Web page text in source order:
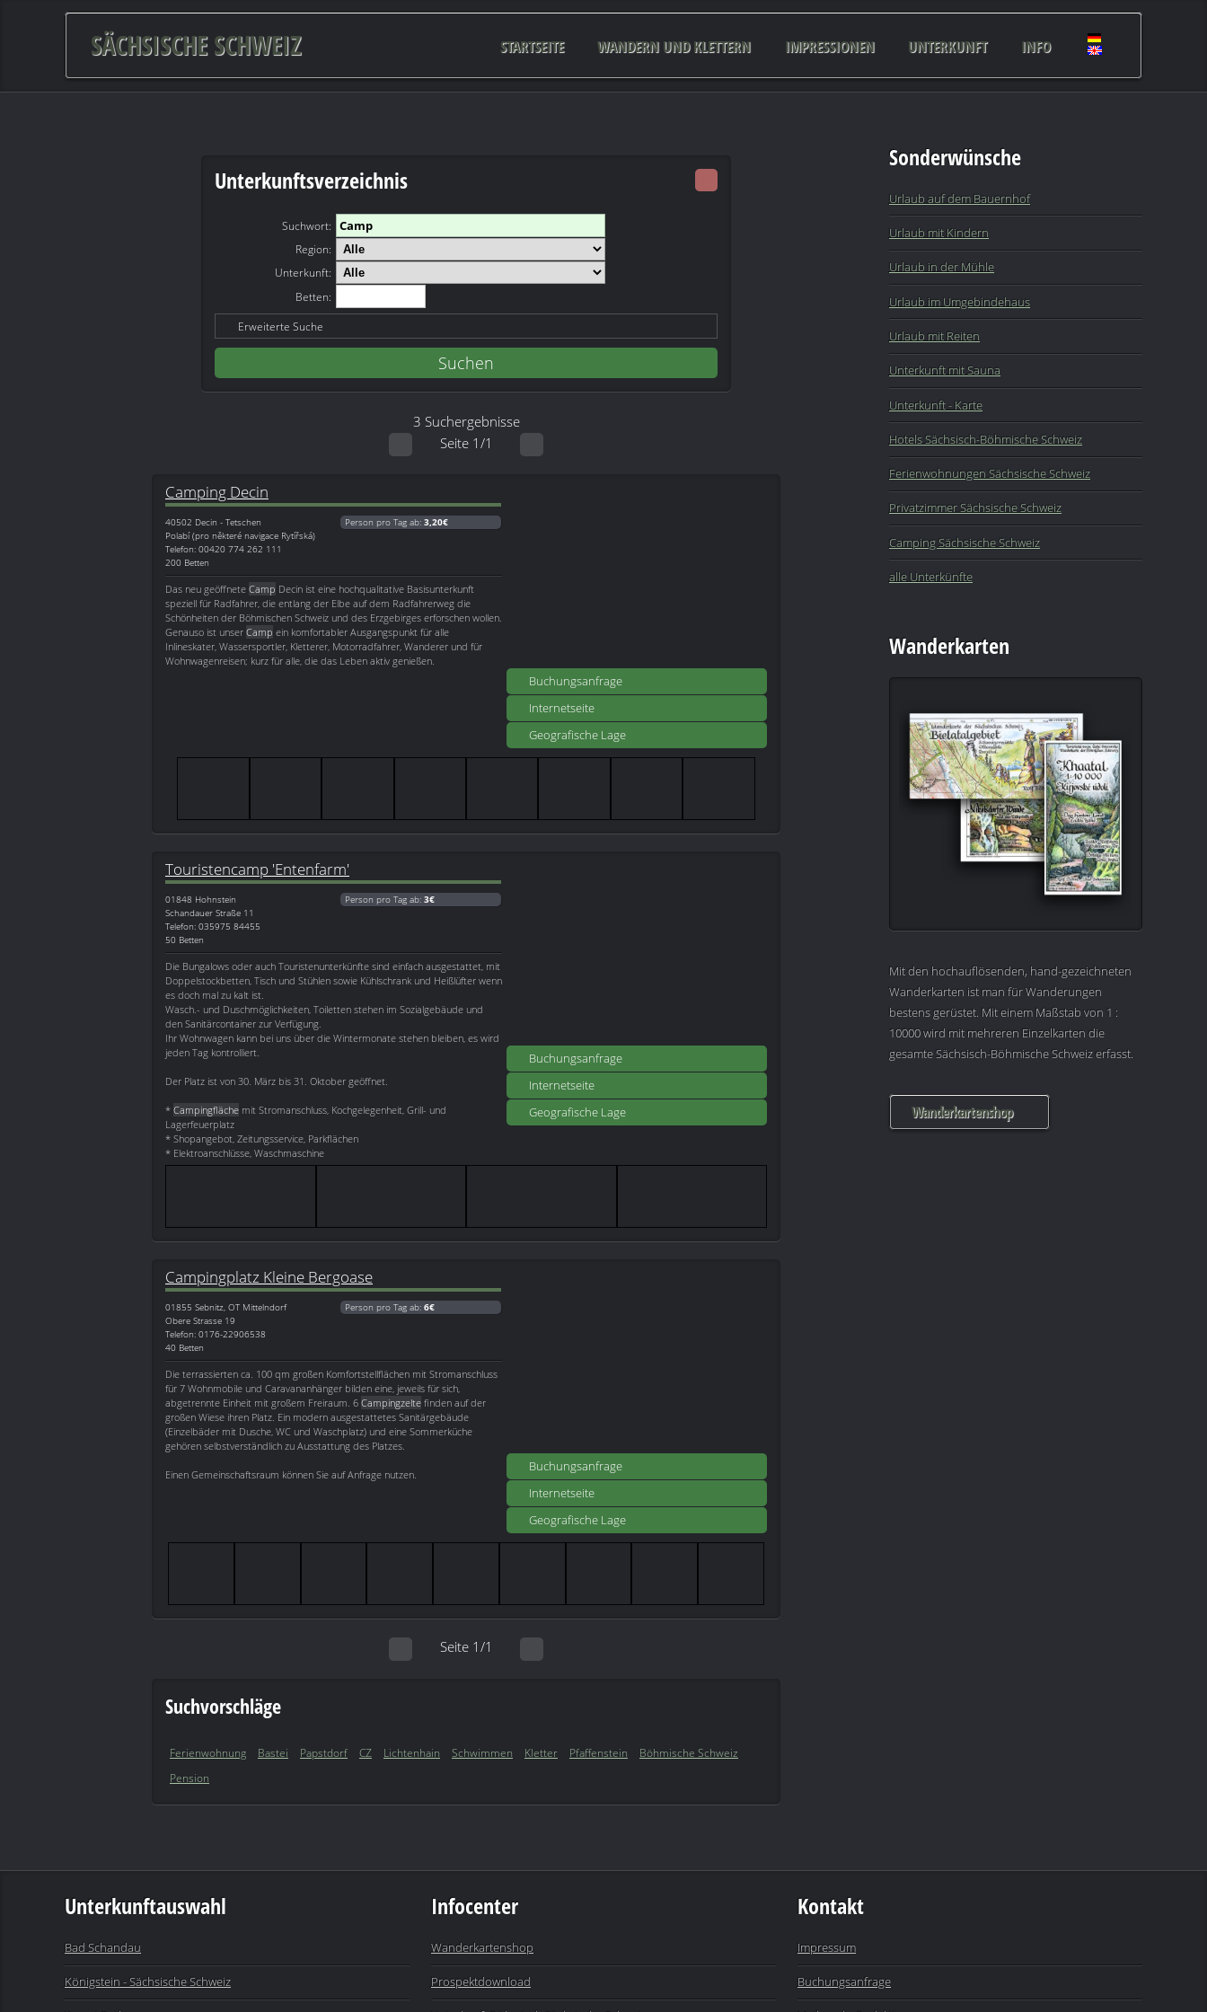
SÄCHSISCHE SCHWEIZ STARTSEITE WANDERN UND KLETTERN IMPRESSIONEN UNTERKUNFT INFO
Unterkunftsverzeichnis
Suchwort:
Region:
Unterkunft:
Betten:
Erweiterte Suche
3 Suchergebnisse
Seite 1/1
Buchungsanfrage
Internetseite
Geografische Lage
Camping Decin
40502 Decin - Tetschen
Polabí (pro některé navigace Rytířská)
Telefon: 00420 774 262 111
200 Betten
Person pro Tag ab: 3,20€
Das neu geöffnete Camp Decin ist eine hochqualitative Basisunterkunft
speziell für Radfahrer, die entlang der Elbe auf dem Radfahrerweg die
Schönheiten der Böhmischen Schweiz und des Erzgebirges erforschen wollen.
Genauso ist unser Camp ein komfortabler Ausgangspunkt für alle
Inlineskater, Wassersportler, Kletterer, Motorradfahrer, Wanderer und für
Wohnwagenreisen; kurz für alle, die das Leben aktiv genießen.
Buchungsanfrage
Internetseite
Geografische Lage
Touristencamp 'Entenfarm'
01848 Hohnstein
Schandauer Straße 11
Telefon: 035975 84455
50 Betten
Person pro Tag ab: 3€
Die Bungalows oder auch Touristenunterkünfte sind einfach ausgestattet, mit
Doppelstockbetten, Tisch und Stühlen sowie Kühlschrank und Heißlüfter wenn
es doch mal zu kalt ist.
Wasch.- und Duschmöglichkeiten, Toiletten stehen im Sozialgebäude und
den Sanitärcontainer zur Verfügung.
Ihr Wohnwagen kann bei uns über die Wintermonate stehen bleiben, es wird
jeden Tag kontrolliert.
Der Platz ist von 30. März bis 31. Oktober geöffnet.
* Campingfläche mit Stromanschluss, Kochgelegenheit, Grill- und
Lagerfeuerplatz
* Shopangebot, Zeitungsservice, Parkflächen
* Elektroanschlüsse, Waschmaschine
Buchungsanfrage
Internetseite
Geografische Lage
Campingplatz Kleine Bergoase
01855 Sebnitz, OT Mittelndorf
Obere Strasse 19
Telefon: 0176-22906538
40 Betten
Person pro Tag ab: 6€
Die terrassierten ca. 100 qm großen Komfortstellflächen mit Stromanschluss
für 7 Wohnmobile und Caravananhänger bilden eine, jeweils für sich,
abgetrennte Einheit mit großem Freiraum. 6 Campingzelte finden auf der
großen Wiese ihren Platz. Ein modern ausgestattetes Sanitärgebäude
(Einzelbäder mit Dusche, WC und Waschplatz) und eine Sommerküche
gehören selbstverständlich zu Ausstattung des Platzes.
Einen Gemeinschaftsraum können Sie auf Anfrage nutzen.
Seite 1/1
Suchvorschläge
Ferienwohnung Bastei Papstdorf CZ Lichtenhain Schwimmen Kletter Pfaffenstein
Böhmische Schweiz
Pension
Sonderwünsche
Urlaub auf dem Bauernhof
Urlaub mit Kindern
Urlaub in der Mühle
Urlaub im Umgebindehaus
Urlaub mit Reiten
Unterkunft mit Sauna
Unterkunft - Karte
Hotels Sächsisch-Böhmische Schweiz
Ferienwohnungen Sächsische Schweiz
Privatzimmer Sächsische Schweiz
Camping Sächsische Schweiz
alle Unterkünfte
Wanderkarten
Mit den hochauflösenden, hand-gezeichneten
Wanderkarten ist man für Wanderungen
bestens gerüstet. Mit einem Maßstab von 1 :
10000 wird mit mehreren Einzelkarten die
gesamte Sächsisch-Böhmische Schweiz erfasst.
Wanderkartenshop
Unterkunftauswahl
Bad Schandau
Königstein - Sächsische Schweiz
Infocenter
Wanderkartenshop
Prospektdownload
Kontakt
Impressum
Buchungsanfrage